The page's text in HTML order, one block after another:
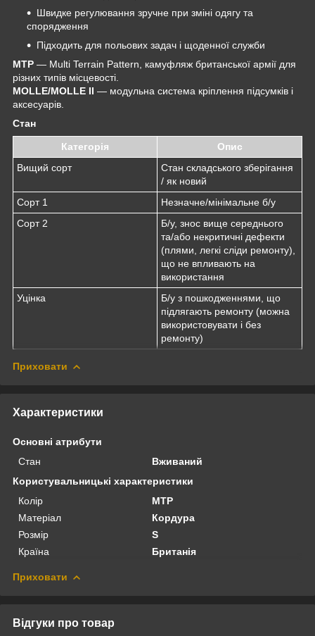
Швидке регулювання зручне при зміні одягу та
спорядження
Підходить для польових задач і щоденної служби
MTP — Multi Terrain Pattern, камуфляж британської армії для
різних типів місцевості.
MOLLE/MOLLE II — модульна система кріплення підсумків і
аксесуарів.
Стан
Категорія
Опис
Вищий сорт
Стан складського зберігання
/ як новий
Сорт 1
Незначне/мінімальне б/у
Сорт 2
Б/у, знос вище середнього
та/або некритичні дефекти
(плями, легкі сліди ремонту),
що не впливають на
використання
Уцінка
Б/у з пошкодженнями, що
підлягають ремонту (можна
використовувати і без
ремонту)
Приховати
Характеристики
Основні атрибути
Стан
Вживаний
Користувальницькі характеристики
Колір
MTP
Матеріал
Кордура
Розмір
S
Країна
Британія
Приховати
Відгуки про товар